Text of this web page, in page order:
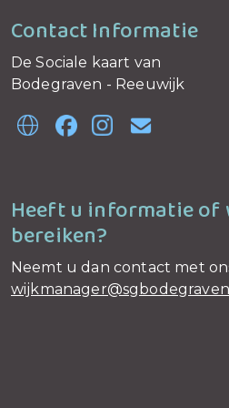
Contact Informatie
De Sociale kaart van
Bodegraven - Reeuwijk
Heeft u informatie of
bereiken?
Neemt u dan contact met